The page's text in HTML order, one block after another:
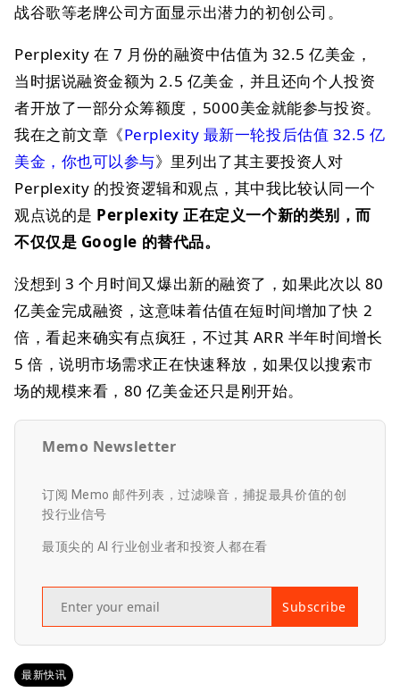
战谷歌等老牌公司方面显示出潜力的初创公司。
Perplexity 在 7 月份的融资中估值为 32.5 亿美金，
当时据说融资金额为 2.5 亿美金，并且还向个人投资
者开放了一部分众筹额度，5000美金就能参与投资。
我在之前文章《Perplexity 最新一轮投后估值 32.5 亿
美金，你也可以参与》里列出了其主要投资人对
Perplexity 的投资逻辑和观点，其中我比较认同一个
观点说的是 Perplexity 正在定义一个新的类别，而
不仅仅是 Google 的替代品。
没想到 3 个月时间又爆出新的融资了，如果此次以 80
亿美金完成融资，这意味着估值在短时间增加了快 2
倍，看起来确实有点疯狂，不过其 ARR 半年时间增长
5 倍，说明市场需求正在快速释放，如果仅以搜索市
场的规模来看，80 亿美金还只是刚开始。
Memo Newsletter
订阅 Memo 邮件列表，过滤噪音，捕捉最具价值的创
投行业信号
最顶尖的 AI 行业创业者和投资人都在看
Subscribe
最新快讯